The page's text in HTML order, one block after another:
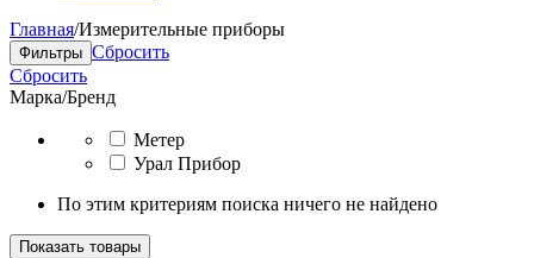
Главная/Измерительные приборы
Фильтры Сбросить
Сбросить
Марка/Бренд
Метер
Урал Прибор
По этим критериям поиска ничего не найдено
Показать товары